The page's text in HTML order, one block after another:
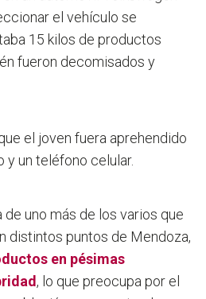
el vehículo se
15 kilos de productos
fueron decomisados y
el joven fuera aprehendido
un teléfono celular.
uno más de los varios que
distintos puntos de Mendoza,
en pésimas
, lo que preocupa por el